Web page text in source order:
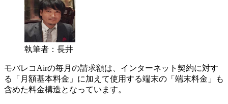
執筆者：長井
モバレコAirの毎月の請求額は、インターネット契約に対す
る「月額基本料金」に加えて使用する端末の「端末料金」も
含めた料金構造となっています。